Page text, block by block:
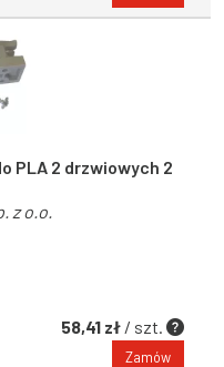
PLA 2 drzwiowych 2
z o.o.
58,41 zł / szt.
Zamów